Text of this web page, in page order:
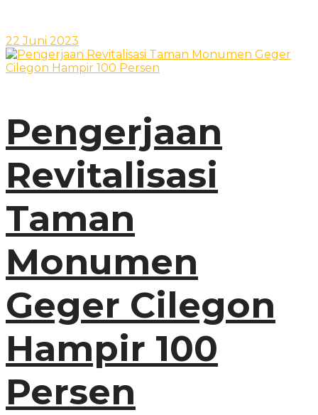
22 Juni 2023
Pengerjaan
Revitalisasi
Taman
Monumen
Geger Cilegon
Hampir 100
Persen